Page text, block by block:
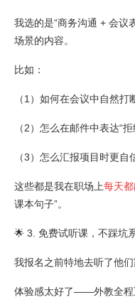
我选的是“商务沟通 + 会议
场景的内容。
比如：
（1）如何在会议中自然打
（2）怎么在邮件中表达“拒
（3）怎么汇报项目时更自
这些都是我在职场上每天
课本句子”。
🌟 3. 免费试听课，不踩坑
我报名之前特地去听了他
体验感太好了——外教全程